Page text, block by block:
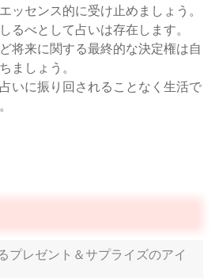
ッセンス的に受け止めましょう。
るべとして占いは存在します。
将来に関する最終的な決定権は自
ましょう。
いに振り回されることなく生活で
プレゼント＆サプライズのアイ